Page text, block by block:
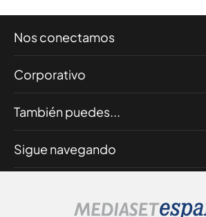
Nos conectamos
Corporativo
También puedes...
Sigue navegando